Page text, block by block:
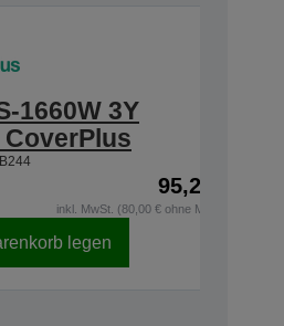
1660W 3Y
CoverPlus
95,20 €
inkl. MwSt. (80,00 € ohne MwSt.)
legen